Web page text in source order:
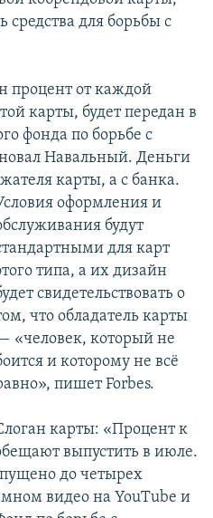
средства для борьбы с
процент от каждой
карты, будет передан в
фонда по борьбе с
Навальный. Деньги
карты, а с банка.
оформления и
будут
для карт
типа, а их дизайн
свидетельствовать о
что обладатель карты
«человек, который не
и которому не всё
пишет Forbes.
карты: «Процент к
выпустить в июле.
до четырех
видео на YouTube и